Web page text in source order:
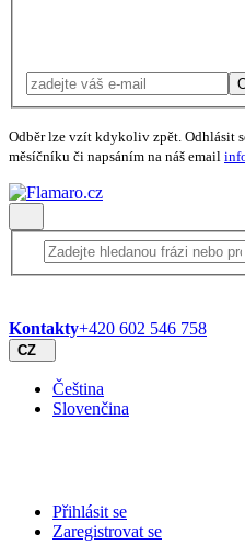
Odběr lze vzít kdykoliv zpět. Odhlásit
měsíčníku či napsáním na náš email
Kontakty+420 602 546 758
CZ
Čeština
Slovenčina
Přihlásit se
Zaregistrovat se